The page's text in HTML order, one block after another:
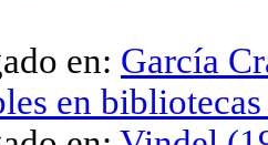
en: García
en